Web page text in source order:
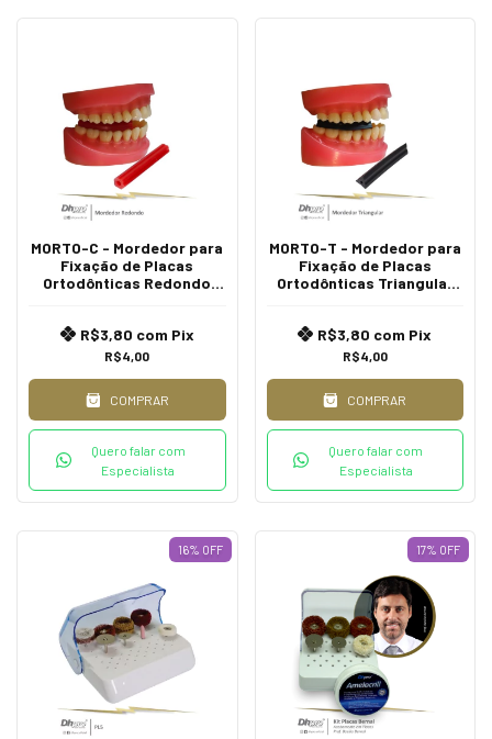
MORTO-C - Mordedor para
Fixação de Placas
Ortodônticas Redondo
R$4,00
R$3,80 com Pix
COMPRAR
Quero falar com
Especialista
MORTO-T - Mordedor para
Fixação de Placas
Ortodônticas Triangular
R$4,00
R$3,80 com Pix
COMPRAR
Quero falar com
Especialista
16% OFF 17% OFF